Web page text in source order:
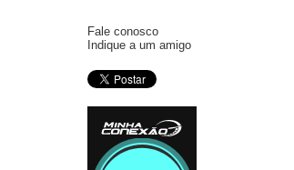
Fale conosco
Indique a um amigo